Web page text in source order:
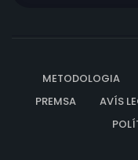
METODOLOGIA
PREMSA
AVÍS